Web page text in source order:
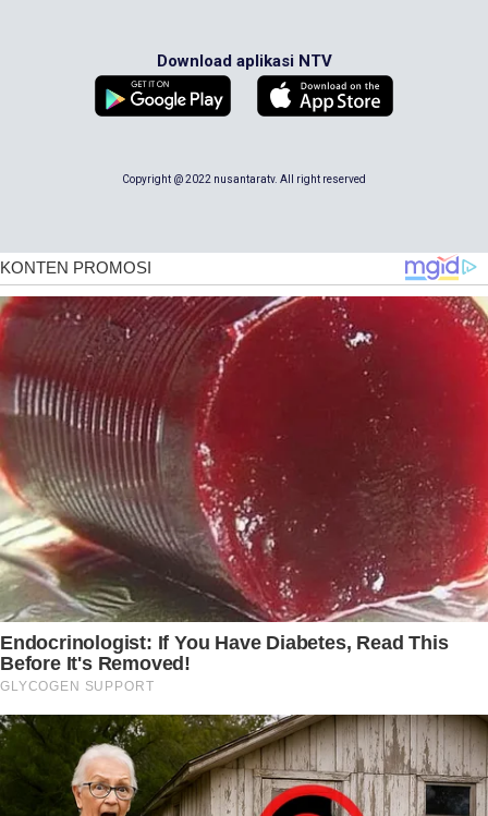
Download aplikasi NTV
Copyright @ 2022 nusantaratv. All right reserved